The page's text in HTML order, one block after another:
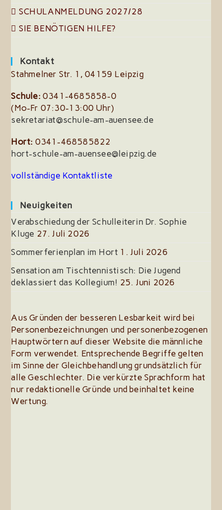
SCHULANMELDUNG 2027/28
SIE BENÖTIGEN HILFE?
Kontakt
Stahmelner Str. 1, 04159 Leipzig
Schule: 0341-4685858-0
(Mo-Fr 07:30-13:00 Uhr)
sekretariat@schule-am-auensee.de
Hort: 0341-468585822
hort-schule-am-auensee@leipzig.de
vollständige Kontaktliste
Neuigkeiten
Verabschiedung der Schulleiterin Dr. Sophie
Kluge 27. Juli 2026
Sommerferienplan im Hort 1. Juli 2026
Sensation am Tischtennistisch: Die Jugend
deklassiert das Kollegium! 25. Juni 2026
Aus Gründen der besseren Lesbarkeit wird bei
Personenbezeichnungen und personenbezogenen
Hauptwörtern auf dieser Website die männliche
Form verwendet. Entsprechende Begriffe gelten
im Sinne der Gleichbehandlung grundsätzlich für
alle Geschlechter. Die verkürzte Sprachform hat
nur redaktionelle Gründe und beinhaltet keine
Wertung.